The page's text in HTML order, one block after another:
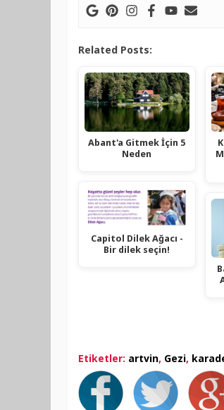
Related Posts:
Abant'a Gitmek İçin 5
Neden
Capitol Dilek Ağacı -
Bir dilek seçin!
Etiketler: artvin, Gezi,